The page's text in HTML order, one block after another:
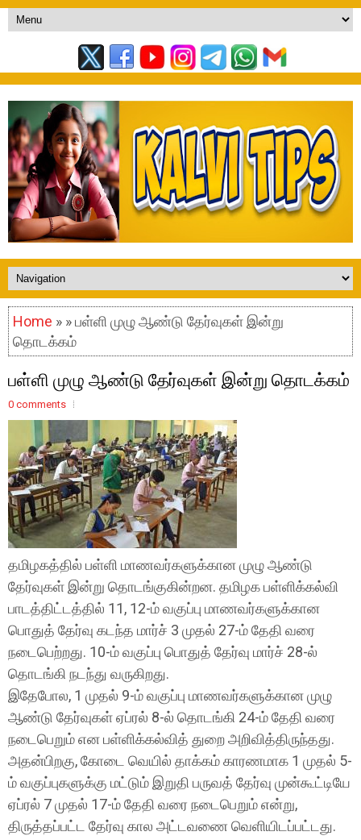
Home » » பள்ளி முழு ஆண்டு தேர்வுகள் இன்று
தொடக்கம்
பள்ளி முழு ஆண்டு தேர்வுகள் இன்று தொடக்கம்
0 comments
தமிழகத்தில் பள்ளி மாணவர்களுக்கான முழு ஆண்டு
தேர்வுகள் இன்று தொடங்குகின்றன. தமிழக பள்ளிக்கல்வி
பாடத்திட்டத்தில் 11, 12-ம் வகுப்பு மாணவர்களுக்கான
பொதுத் தேர்வு கடந்த மார்ச் 3 முதல் 27-ம் தேதி வரை
நடைபெற்றது. 10-ம் வகுப்பு பொதுத் தேர்வு மார்ச் 28-ல்
தொடங்கி நடந்து வருகிறது.
இதேபோல, 1 முதல் 9-ம் வகுப்பு மாணவர்களுக்கான முழு
ஆண்டு தேர்வுகள் ஏப்ரல் 8-ல் தொடங்கி 24-ம் தேதி வரை
நடைபெறும் என பள்ளிக்கல்வித் துறை அறிவித்திருந்தது.
அதன்பிறகு, கோடை வெயில் தாக்கம் காரணமாக 1 முதல் 5-
ம் வகுப்புகளுக்கு மட்டும் இறுதி பருவத் தேர்வு முன்கூட்டியே
ஏப்ரல் 7 முதல் 17-ம் தேதி வரை நடைபெறும் என்று,
திருத்தப்பட்ட தேர்வு கால அட்டவணை வெளியிடப்பட்டது.